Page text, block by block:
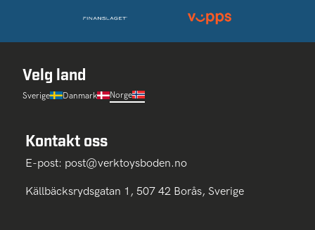
Velg land
Sverige Danmark Norge
Kontakt oss
E-post: post@verktoysboden.no
Källbäcksrydsgatan 1, 507 42 Borås, Sverige